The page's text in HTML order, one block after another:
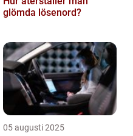
glömda lösenord?
05 augusti 2025